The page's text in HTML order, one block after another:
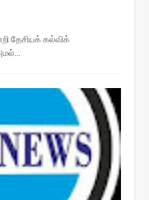
தேசியக் கல்விக்